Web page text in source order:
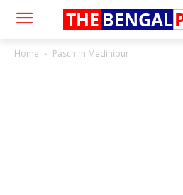
THE BENGAL
Home Paschim Medinipur